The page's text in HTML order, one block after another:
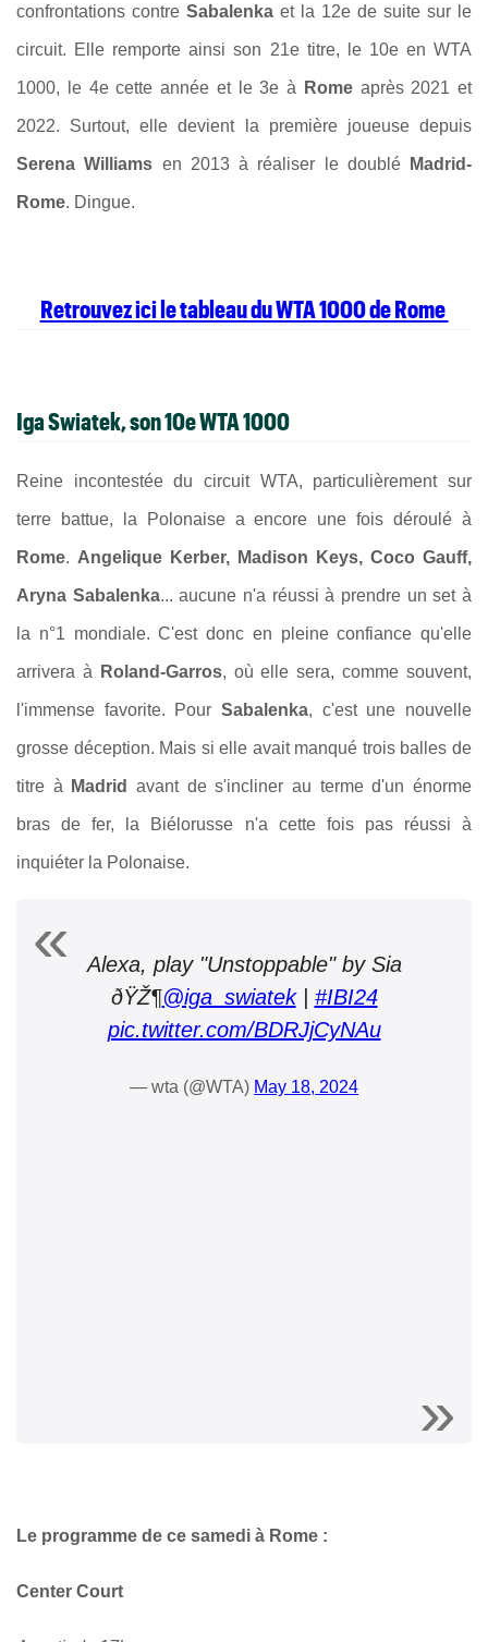
confrontations contre Sabalenka et la 12e de suite sur le
circuit. Elle remporte ainsi son 21e titre, le 10e en WTA
1000, le 4e cette année et le 3e à Rome après 2021 et
2022. Surtout, elle devient la première joueuse depuis
Serena Williams en 2013 à réaliser le doublé Madrid-
Rome. Dingue.
Retrouvez ici le tableau du WTA 1000 de Rome
Iga Swiatek, son 10e WTA 1000
Reine incontestée du circuit WTA, particulièrement sur
terre battue, la Polonaise a encore une fois déroulé à
Rome. Angelique Kerber, Madison Keys, Coco Gauff,
Aryna Sabalenka... aucune n'a réussi à prendre un set à
la n°1 mondiale. C'est donc en pleine confiance qu'elle
arrivera à Roland-Garros, où elle sera, comme souvent,
l'immense favorite. Pour Sabalenka, c'est une nouvelle
grosse déception. Mais si elle avait manqué trois balles de
titre à Madridavant de s'incliner au terme d'un énorme
bras de fer, la Biélorusse n'a cette fois pas réussi à
inquiéter la Polonaise.
Alexa, play "Unstoppable" by Sia
ðŸŽ¶@iga_swiatek| #IBI24
pic.twitter.com/BDRJjCyNAu
— wta (@WTA) May 18, 2024
Le programme de ce samedi à Rome :
Center Court